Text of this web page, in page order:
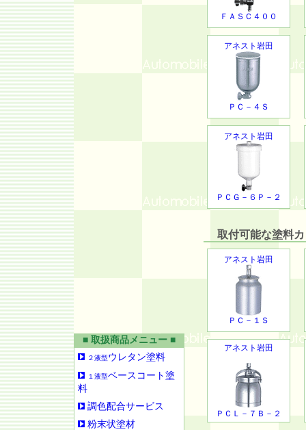
ＦＡＳＣ４００
アネスト岩田
ＰＣ－４Ｓ
アネスト岩田
ＰＣＧ－６Ｐ－２
取付可能な塗料カ
アネスト岩田
ＰＣ－１Ｓ
アネスト岩田
ＰＣＬ－７Ｂ－２
■ 取扱商品メニュー ■
２液型ウレタン塗料
１液型ベースコート塗
料
調色配合サービス
粉末状塗材